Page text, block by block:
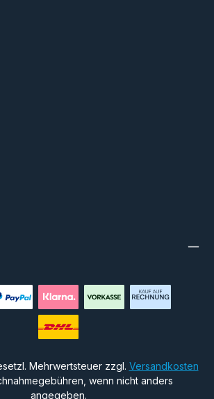
Mehrwertsteuer zzgl. Versandkosten
wenn nicht anders
angegeben.